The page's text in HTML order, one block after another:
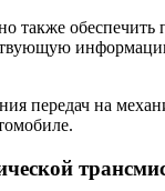
передач на